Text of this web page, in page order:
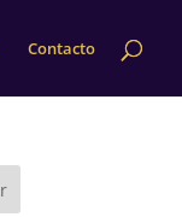
Contacto